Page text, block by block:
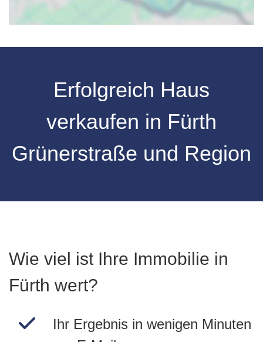
Erfolgreich Haus
verkaufen in Fürth
Grünerstraße und Region
Wie viel ist Ihre Immobilie in
Fürth wert?
Ihr Ergebnis in wenigen Minuten